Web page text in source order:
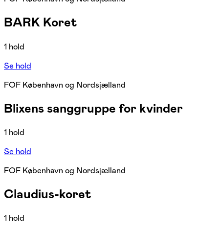
BARK Koret
1 hold
Se hold
FOF København og Nordsjælland
Blixens sanggruppe for kvinder
1 hold
Se hold
FOF København og Nordsjælland
Claudius-koret
1 hold